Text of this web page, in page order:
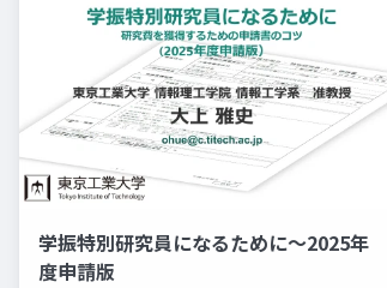
学振特別研究員になるために～2025年
度申請版